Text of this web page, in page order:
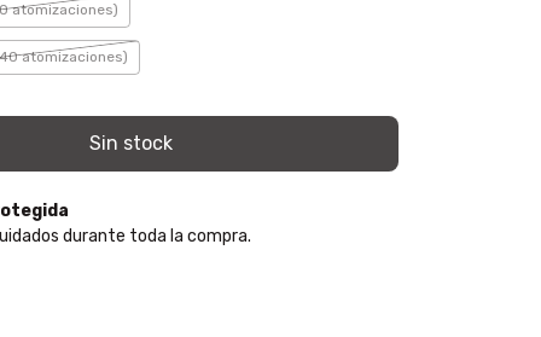
atomizaciones)
atomizaciones)
durante toda la compra.